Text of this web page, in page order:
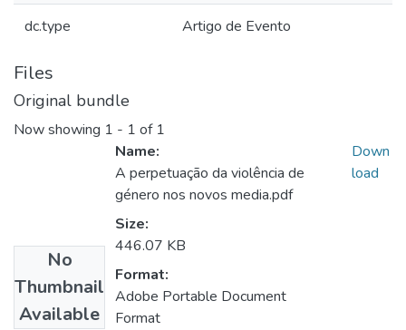
dc.type Artigo de Evento
Files
Original bundle
Now showing 1 - 1 of 1
No
Thumbnail
Available
Name:
A perpetuação da violência de
género nos novos media.pdf
Size:
446.07 KB
Format:
Adobe Portable Document
Format
Down
load